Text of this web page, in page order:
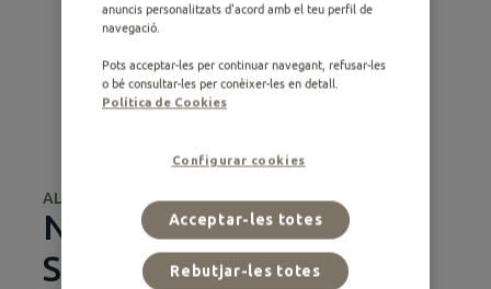
ALIMENTACIÓ SEC
Nature Esterilitzats amb
Salmó
anuncis personalitzats d'acord amb el teu perfil de
navegació.
Pots acceptar-les per continuar navegant, refusar-les
o bé consultar-les per conèixer-les en detall.
Política de Cookies
Configurar cookies
Rebutjar-les totes
Acceptar-les totes